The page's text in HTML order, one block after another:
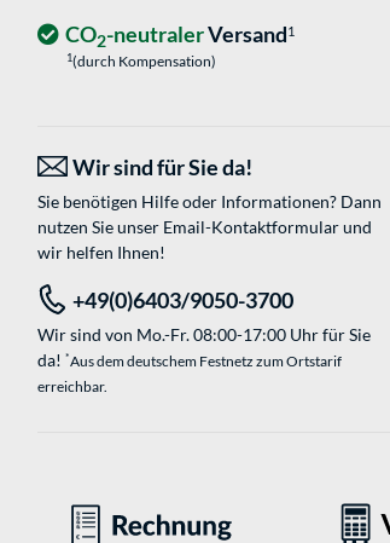
CO2-neutralerVersand1
1(durch Kompensation)
Wir sind für Sie da!
Sie benötigen Hilfe oder Informationen? Dann
nutzen Sie unser Email-Kontaktformularund
wir helfen Ihnen!
+49(0)6403/9050-3700
Wir sind von Mo.-Fr. 08:00-17:00 Uhr für Sie
da! *Aus dem deutschem Festnetz zum Ortstarif
erreichbar.